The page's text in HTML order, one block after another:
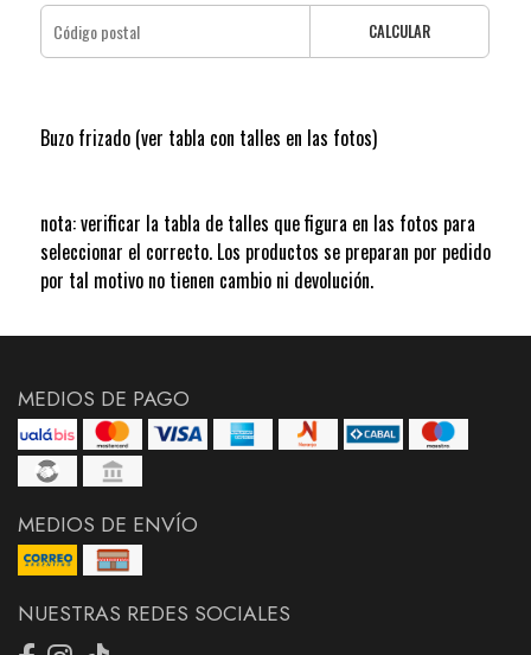
CALCULAR
Buzo frizado (ver tabla con talles en las fotos)
nota: verificar la tabla de talles que figura en las fotos para
seleccionar el correcto. Los productos se preparan por pedido
por tal motivo no tienen cambio ni devolución.
MEDIOS DE PAGO
MEDIOS DE ENVÍO
NUESTRAS REDES SOCIALES